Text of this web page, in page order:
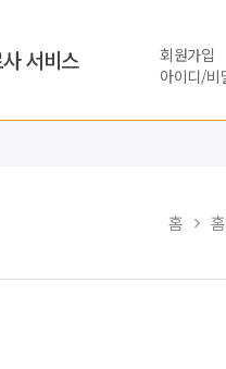
서비스
회원가입
아이디/비
홈